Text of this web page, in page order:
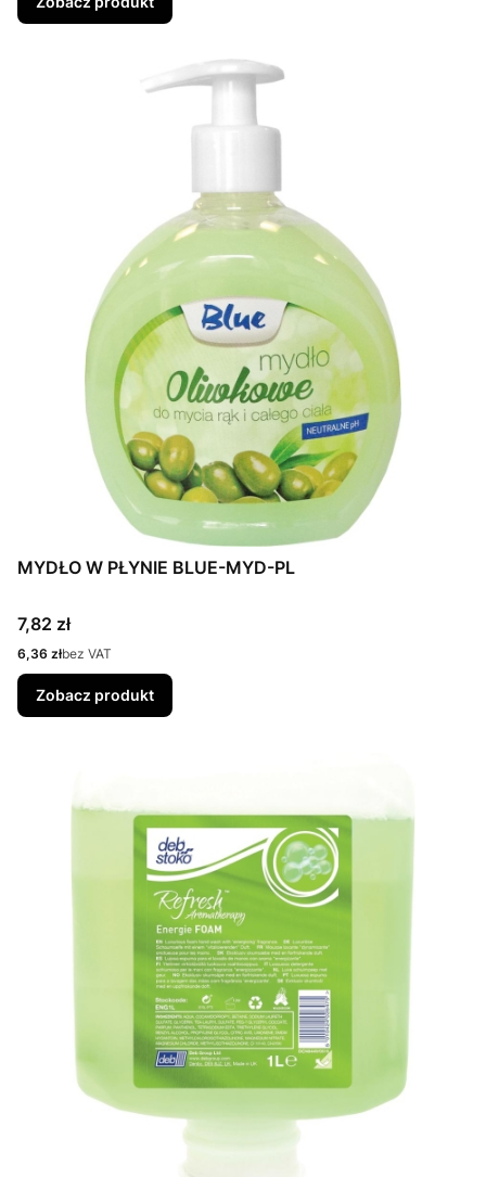
MYDŁO W PŁYNIE BLUE-MYD-PL
Cena
7,82 zł
Cena
6,36 złbez VAT
Zobacz produkt